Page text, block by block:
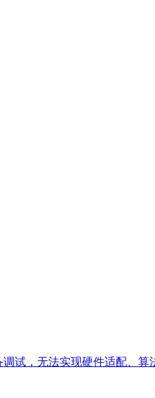
试，无法实现硬件适配、